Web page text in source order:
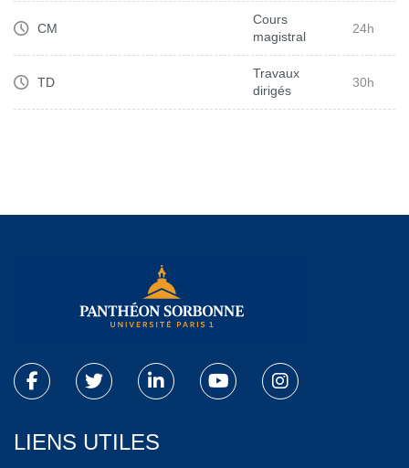
CM
Cours
magistral
24h
TD
Travaux
dirigés
30h
LIENS UTILES